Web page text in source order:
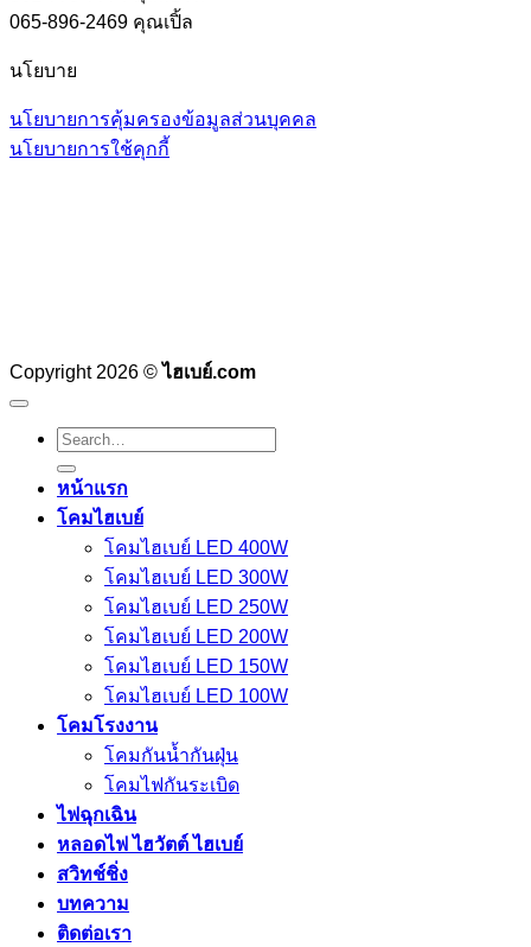
065-896-2469 คุณเปิ้ล
นโยบาย
นโยบายการคุ้มครองข้อมูลส่วนบุคคล
นโยบายการใช้คุกกี้
Copyright 2026 ©ไฮเบย์.com
Search
for:
หน้าแรก
โคมไฮเบย์
โคมไฮเบย์ LED 400W
โคมไฮเบย์ LED 300W
โคมไฮเบย์ LED 250W
โคมไฮเบย์ LED 200W
โคมไฮเบย์ LED 150W
โคมไฮเบย์ LED 100W
โคมโรงงาน
โคมกันน้ำกันฝุ่น
โคมไฟกันระเบิด
ไฟฉุกเฉิน
หลอดไฟ ไฮวัตต์ ไฮเบย์
สวิทช์ชิ่ง
บทความ
ติดต่อเรา